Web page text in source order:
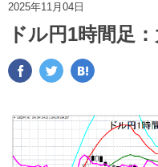
2025年11月04日
ドル円1時間足